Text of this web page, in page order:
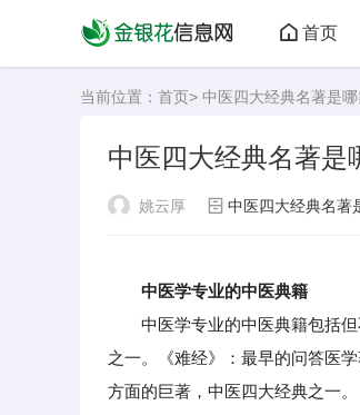
首页
当前位置： 首页> 中医四大经典名著是
中医四大经典名著是
姚云厚 中医四大经典名著
中医学专业的中医典籍
中医学专业的中医典籍包括但
之一。《难经》：最早的问答医
方面的巨著，中医四大经典之一。